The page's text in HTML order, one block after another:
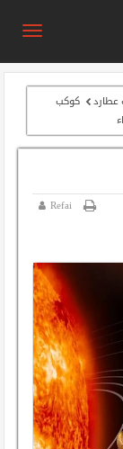
عطارد
كوكب
Refai